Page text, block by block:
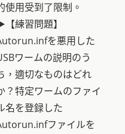
使用受到了限制。
練習問題】
を悪用した
ワームの説明のう
，適切なものはどれ
？特定ワームのファイ
名を登録した
ファイルを